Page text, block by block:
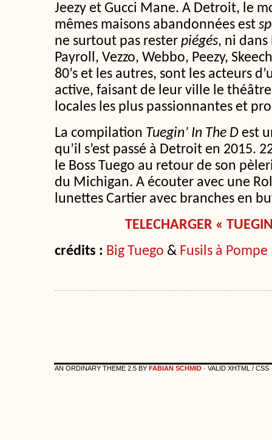
Jeezy et Gucci Mane. A Detroit, le
mêmes maisons abandonnées est
ne surtout pas rester piégés, ni
Payroll, Vezzo, Webbo, Peezy,
80’s et les autres, sont les acteurs
active, faisant de leur ville le théâtre
locales les plus passionnantes et
La compilation Tuegin’ In The D est
qu’il s’est passé à Detroit en 2015.
le Boss Tuego au retour de son
du Michigan. A écouter avec une
lunettes Cartier avec branches en
TELECHARGER «
crédits : Big Tuego & Fusils à Pompe
AN ORDINARY THEME 2.5 BY FABIAN SCHMID · VALID XHTML / CSS